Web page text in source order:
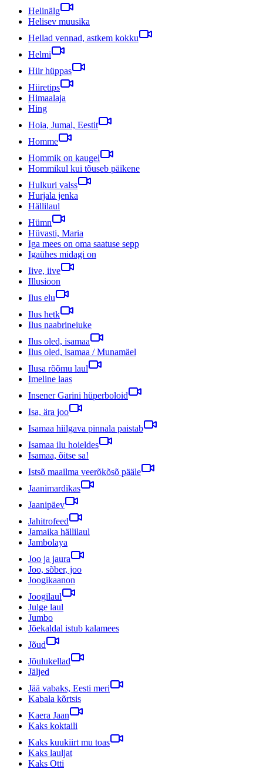
Helinälg
Helisev muusika
Hellad vennad, astkem kokku
Helmi
Hiir hüppas
Hiiretips
Himaalaja
Hing
Hoia, Jumal, Eestit
Homme
Hommik on kaugel
Hommikul kui tõuseb päikene
Hulkuri valss
Hurjala jenka
Hällilaul
Hümn
Hüvasti, Maria
Iga mees on oma saatuse sepp
Igaühes midagi on
Iive, iive
Illusioon
Ilus elu
Ilus hetk
Ilus naabrineiuke
Ilus oled, isamaa
Ilus oled, isamaa / Munamäel
Ilusa rõõmu laul
Imeline laas
Insener Garini hüperboloid
Isa, ära joo
Isamaa hiilgava pinnala paistab
Isamaa ilu hoieldes
Isamaa, õitse sa!
Istsõ maailma veerõkõsõ pääle
Jaanimardikas
Jaanipäev
Jahitrofeed
Jamaika hällilaul
Jambolaya
Joo ja jaura
Joo, sõber, joo
Joogikaanon
Joogilaul
Julge laul
Jumbo
Jõekaldal istub kalamees
Jõud
Jõulukellad
Jäljed
Jää vabaks, Eesti meri
Kabala kõrtsis
Kaera Jaan
Kaks koktaili
Kaks kuukiirt mu toas
Kaks lauljat
Kaks Otti